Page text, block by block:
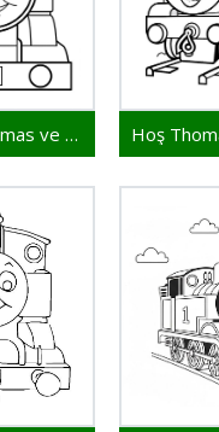
Hediye Thomas ve Arkadaşları